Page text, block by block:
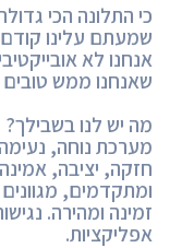
כי התלונה הכי
שמעתם עלינו
אנחנו לא
שאנחנו ממש
מה יש לנו בשבילך?
מערכת נוחה,
חזקה, יציבה,
ומתקדמים,
זמינה ומהירה.
אפליקציות.